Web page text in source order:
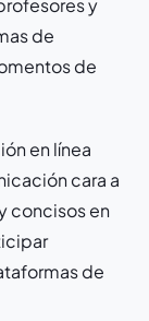
y
de
de
en línea
cara a
concisos en
de